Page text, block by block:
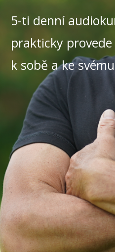
5-ti denní
prakticky
k sobě a ke